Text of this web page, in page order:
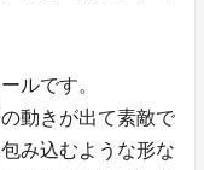
ルです。
動きが出て素敵で
み込むような形な